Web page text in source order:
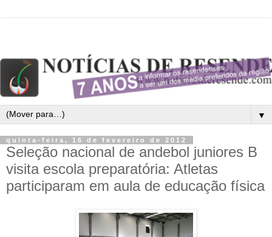
▼
quinta-feira, 16 de fevereiro de 2012
Seleção nacional de andebol juniores B
visita escola preparatória: Atletas
participaram em aula de educação física